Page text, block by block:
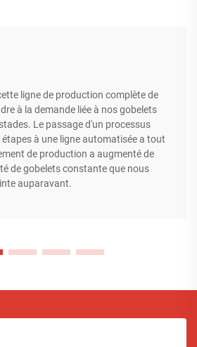
ligne de production complète de
à la demande liée à nos gobelets
Le passage d'un processus
à une ligne automatisée a tout
de production a augmenté de
de gobelets constante que nous
auparavant.